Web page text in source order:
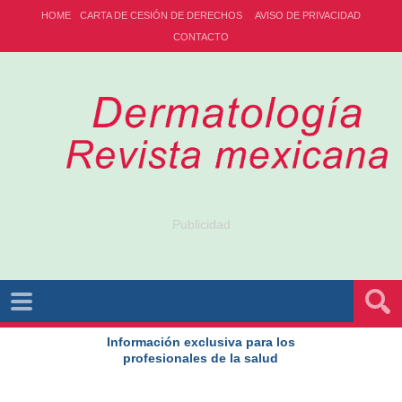
HOME CARTA DE CESIÓN DE DERECHOS
AVISO DE PRIVACIDAD
CONTACTO
Publicidad
Información exclusiva para los
profesionales de la salud